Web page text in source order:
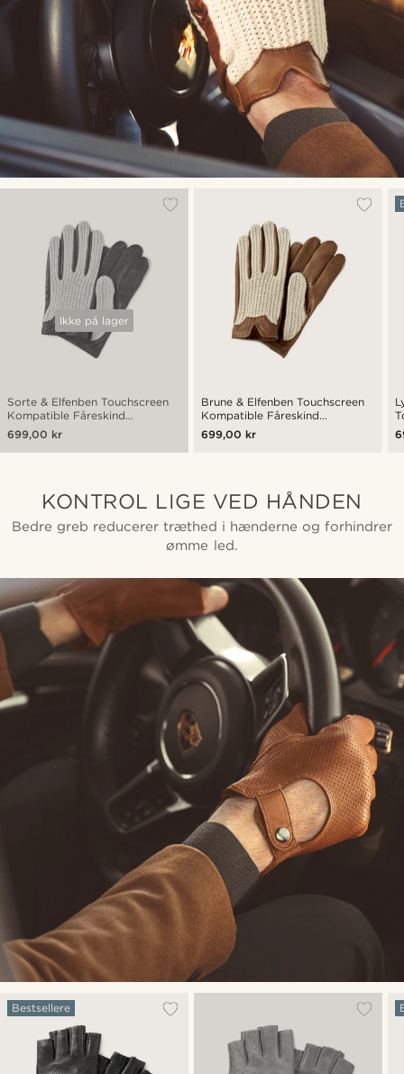
Ikke på lager
Sorte & Elfenben Touchscreen
Kompatible Fåreskind
Kørehandsker
699,00 kr
Brune & Elfenben Touchscreen
Kompatible Fåreskind
Kørehandsker
699,00 kr
KONTROL LIGE VED HÅNDEN
Bedre greb reducerer træthed i hænderne og forhindrer
ømme led.
Bestsellere